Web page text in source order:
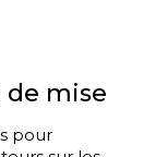
mise
pour